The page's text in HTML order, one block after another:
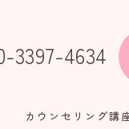
3397-4634
カウンセリング講